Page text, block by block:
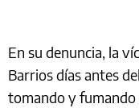
En su denuncia, la
Barrios días antes
tomando y